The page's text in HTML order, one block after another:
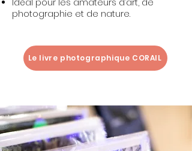
photographie et de nature​​.
Le livre photographique CORAIL